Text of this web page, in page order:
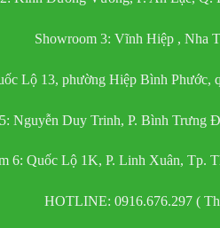
Showroom 3: Vĩnh Hiệp , Nha
Lộ 13, phường Hiệp Bình
Nguyễn Duy Trinh, P. Bình Trưng
6: Quốc Lộ 1K, P. Linh Xuân, Tp.
HOTLINE: 0916.676.297 (